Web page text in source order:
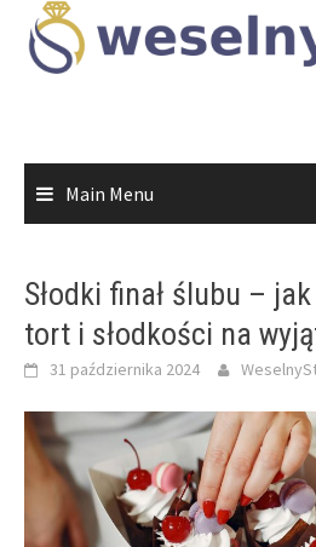
content
Main Menu
Słodki finał ślubu –
tort i słodkości na
31 października 2024